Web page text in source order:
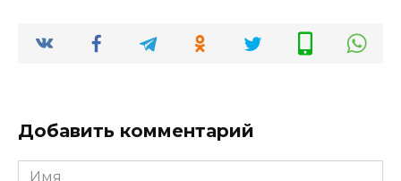
Добавить комментарий
Имя